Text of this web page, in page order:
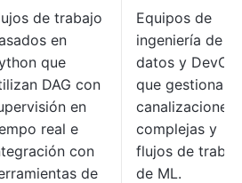
de trabajo
en
que
DAG con
en
real e
con
de
Equipos de
ingeniería de
datos y
que gestionan
canalizaciones
complejas y
flujos de
de ML.